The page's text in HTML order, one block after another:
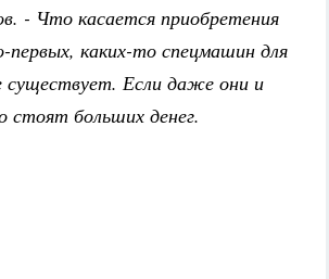
- Что касается приобретения
каких-то спецмашин для
существует. Если даже они и
больших денег.